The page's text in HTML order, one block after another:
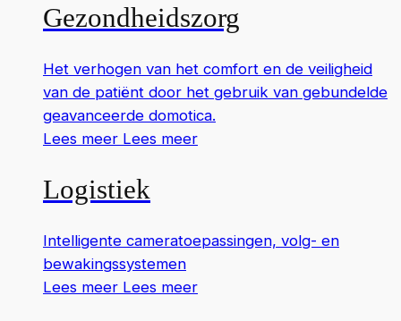
Gezondheidszorg
Het verhogen van het comfort en de veiligheid
van de patiënt door het gebruik van gebundelde
geavanceerde domotica.
Lees meer Lees meer
Logistiek
Intelligente cameratoepassingen, volg- en
bewakingssystemen
Lees meer Lees meer